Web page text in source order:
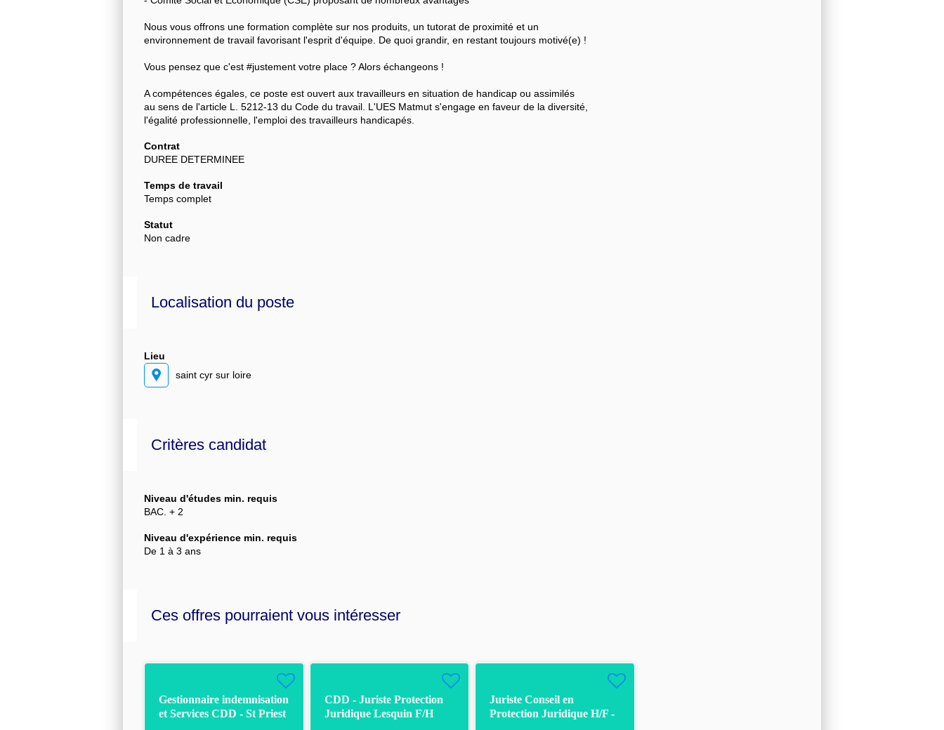
Nous vous offrons une formation complète sur nos produits, un tutorat de proximité et un
environnement de travail favorisant l'esprit d'équipe. De quoi grandir, en restant toujours motivé(e) !
Vous pensez que c'est #justement votre place ? Alors échangeons !
A compétences égales, ce poste est ouvert aux travailleurs en situation de handicap ou assimilés
au sens de l'article L. 5212-13 du Code du travail. L'UES Matmut s'engage en faveur de la diversité,
l'égalité professionnelle, l'emploi des travailleurs handicapés.
Contrat
DUREE DETERMINEE
Temps de travail
Temps complet
Statut
Non cadre
Localisation du poste
Lieu
saint cyr sur loire
Critères candidat
Niveau d'études min. requis
BAC. + 2
Niveau d'expérience min. requis
De 1 à 3 ans
Ces offres pourraient vous intéresser
Gestionnaire indemnisation
et Services CDD - St Priest
CDD - Juriste Protection
Juridique Lesquin F/H
Juriste Conseil en
Protection Juridique H/F -